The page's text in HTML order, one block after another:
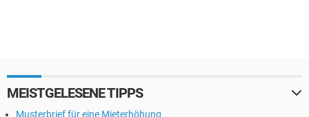
MEISTGELESENE TIPPS
Musterbrief für eine Mieterhöhung